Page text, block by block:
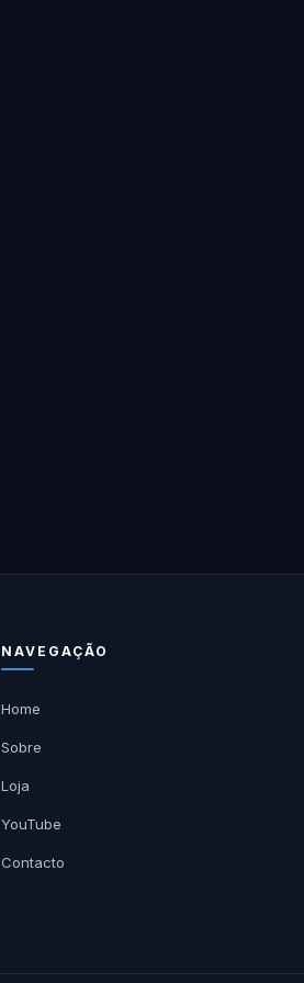
NAVEGAÇÃO
Home
Sobre
Loja
YouTube
Contacto